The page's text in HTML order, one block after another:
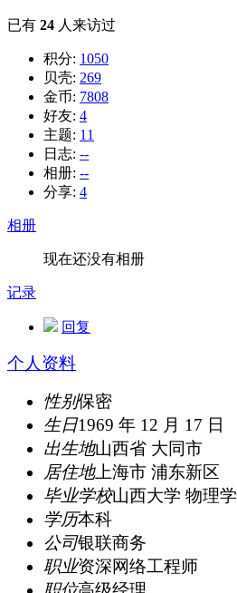
已有 24 人来访过
积分: 1050
贝壳: 269
金币: 7808
好友: 4
主题: 11
日志: --
相册: --
分享: 4
相册
现在还没有相册
记录
回复
个人资料
性别保密
生日1969 年 12 月 17 日
出生地山西省 大同市
居住地上海市 浦东新区
毕业学校山西大学 物理学
学历本科
公司银联商务
职业资深网络工程师